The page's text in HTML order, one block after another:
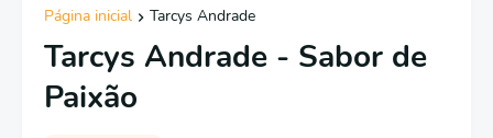
Página inicial Tarcys Andrade
Tarcys Andrade - Sabor de
Paixão